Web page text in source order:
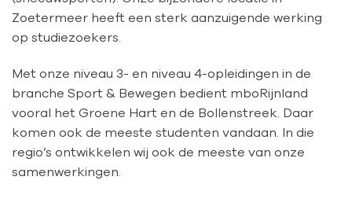
Zoetermeer heeft een sterk aanzuigende werking
op studiezoekers.
Met onze niveau 3- en niveau 4-opleidingen in de
branche Sport & Bewegen bedient mboRijnland
vooral het Groene Hart en de Bollenstreek. Daar
komen ook de meeste studenten vandaan. In die
regio’s ontwikkelen wij ook de meeste van onze
samenwerkingen.